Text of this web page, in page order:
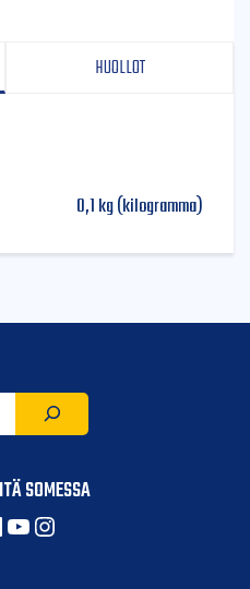
HUOLLOT
0,1 kg (kilogramma)
SOMESSA
YouTube
Instagram